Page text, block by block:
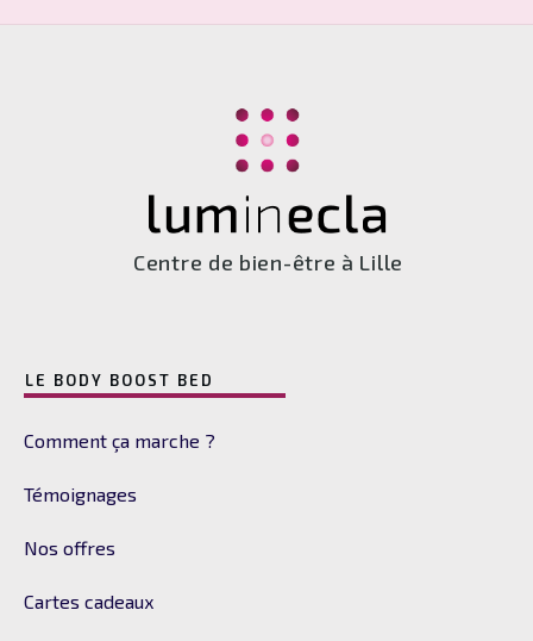
Centre de bien-être à Lille
LE BODY BOOST BED
Comment ça marche ?
Témoignages
Nos offres
Cartes cadeaux